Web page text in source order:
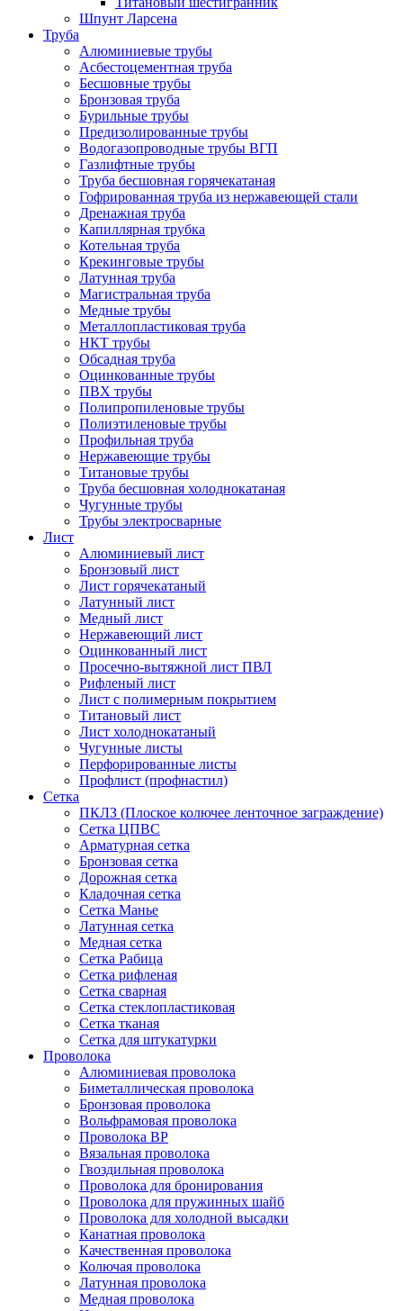
Шпунт Ларсена
Труба
Алюминиевые трубы
Асбестоцементная труба
Бесшовные трубы
Бронзовая труба
Бурильные трубы
Предизолированные трубы
Водогазопроводные трубы ВГП
Газлифтные трубы
Труба бесшовная горячекатаная
Гофрированная труба из нержавеющей стали
Дренажная труба
Капиллярная трубка
Котельная труба
Крекинговые трубы
Латунная труба
Магистральная труба
Медные трубы
Металлопластиковая труба
НКТ трубы
Обсадная труба
Оцинкованные трубы
ПВХ трубы
Полипропиленовые трубы
Полиэтиленовые трубы
Профильная труба
Нержавеющие трубы
Титановые трубы
Труба бесшовная холоднокатаная
Чугунные трубы
Трубы электросварные
Лист
Алюминиевый лист
Бронзовый лист
Лист горячекатаный
Латунный лист
Медный лист
Нержавеющий лист
Оцинкованный лист
Просечно-вытяжной лист ПВЛ
Рифленый лист
Лист с полимерным покрытием
Титановый лист
Лист холоднокатаный
Чугунные листы
Перфорированные листы
Профлист (профнастил)
Сетка
ПКЛЗ (Плоское колючее ленточное заграждение)
Сетка ЦПВС
Арматурная сетка
Бронзовая сетка
Дорожная сетка
Кладочная сетка
Сетка Манье
Латунная сетка
Медная сетка
Сетка Рабица
Сетка рифленая
Сетка сварная
Сетка стеклопластиковая
Сетка тканая
Сетка для штукатурки
Проволока
Алюминиевая проволока
Биметаллическая проволока
Бронзовая проволока
Вольфрамовая проволока
Проволока ВР
Вязальная проволока
Гвоздильная проволока
Проволока для бронирования
Проволока для пружинных шайб
Проволока для холодной высадки
Канатная проволока
Качественная проволока
Колючая проволока
Латунная проволока
Медная проволока